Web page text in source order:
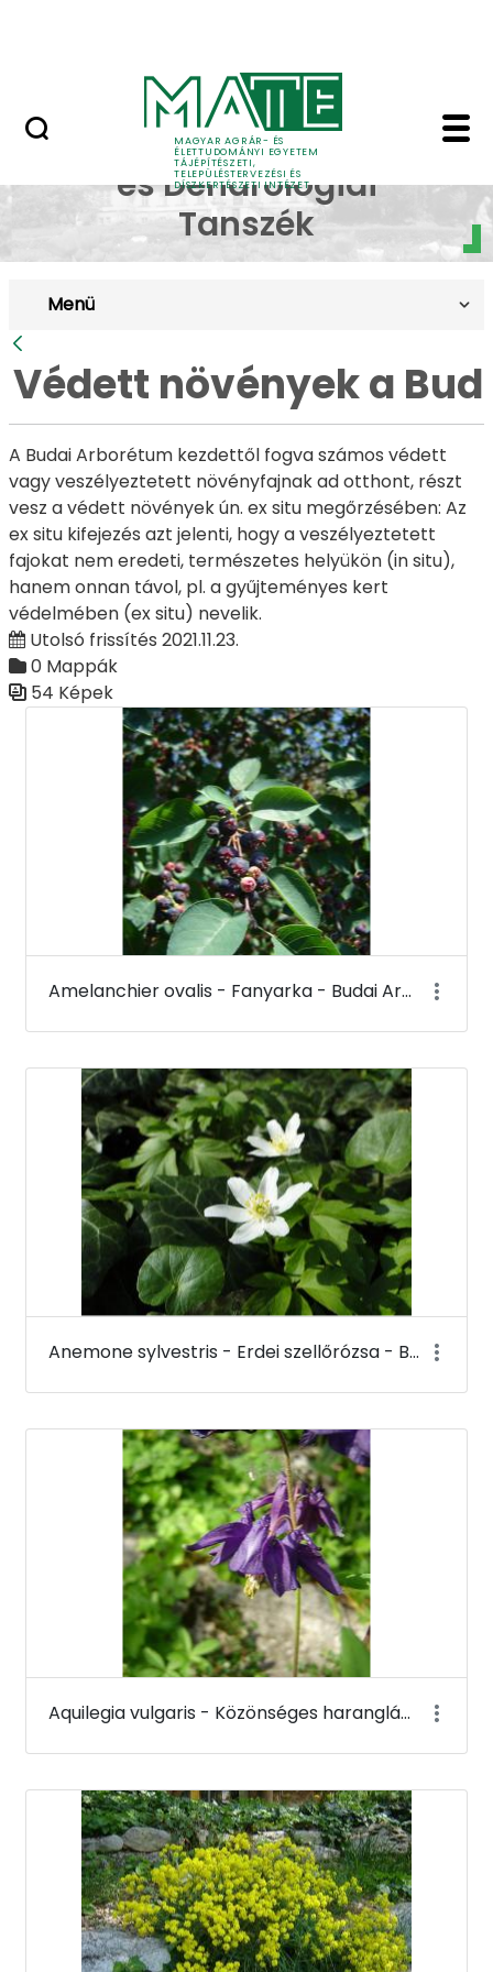
MAGYAR AGRÁR- ÉS
ÉLETTUDOMÁNYI EGYETEM
TÁJÉPÍTÉSZETI,
TELEPÜLÉSTERVEZÉSI ÉS
DÍSZKERTÉSZETI INTÉZET
Védett növények a
Dísznövénytermesztési
és Dendrológiai
Tanszék
Menü
Vissza
Védett növények a
A Budai Arborétum kezdettől fogva számos védett
vagy veszélyeztetett növényfajnak ad otthont, részt
vesz a védett növények ún. ex situ megőrzésében: Az
ex situ kifejezés azt jelenti, hogy a veszélyeztetett
fajokat nem eredeti, természetes helyükön (in situ),
hanem onnan távol, pl. a gyűjteményes kert
védelmében (ex situ) nevelik.
Utolsó frissítés 2021.11.23.
0 Mappák
54 Képek
Amelanchier ovalis - Fanyarka - Budai Arborétum
Anemone sylvestris - Erdei szellőrózsa - Budai Arborétum
Aquilegia vulgaris - Közönséges harangláb - Budai Arborétum